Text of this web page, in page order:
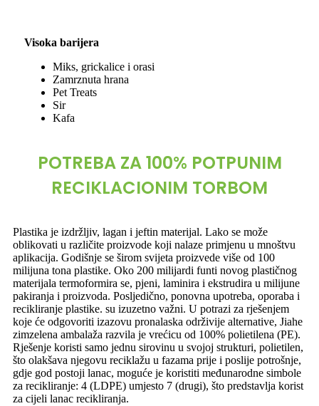
Visoka barijera
Miks, grickalice i orasi
Zamrznuta hrana
Pet Treats
Sir
Kafa
POTREBA ZA 100% POTPUNIM
RECIKLACIONIM TORBOM
Plastika je izdržljiv, lagan i jeftin materijal. Lako se može
oblikovati u različite proizvode koji nalaze primjenu u mnoštvu
aplikacija. Godišnje se širom svijeta proizvede više od 100
milijuna tona plastike. Oko 200 milijardi funti novog plastičnog
materijala termoformira se, pjeni, laminira i ekstrudira u milijune
pakiranja i proizvoda. Posljedično, ponovna upotreba, oporaba i
recikliranje plastike. su izuzetno važni. U potrazi za rješenjem
koje će odgovoriti izazovu pronalaska održivije alternative, Jiahe
zimzelena ambalaža razvila je vrećicu od 100% polietilena (PE).
Rješenje koristi samo jednu sirovinu u svojoj strukturi, polietilen,
što olakšava njegovu reciklažu u fazama prije i poslije potrošnje,
gdje god postoji lanac, moguće je koristiti međunarodne simbole
za recikliranje: 4 (LDPE) umjesto 7 (drugi), što predstavlja korist
za cijeli lanac recikliranja.